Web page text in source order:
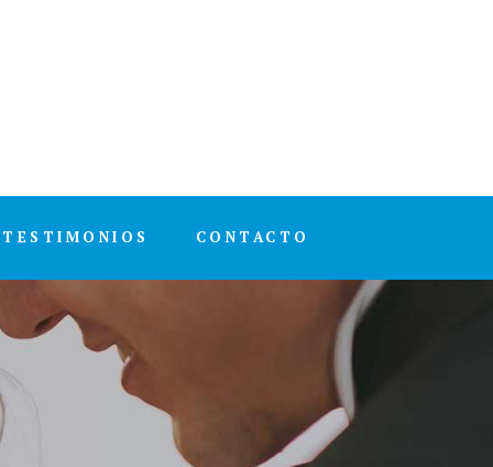
TESTIMONIOS CONTACTO